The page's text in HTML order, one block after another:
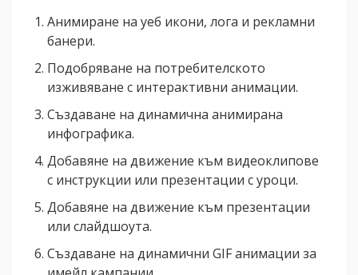
Анимиране на уеб икони, лога и рекламни
банери.
Подобряване на потребителското
изживяване с интерактивни анимации.
Създаване на динамична анимирана
инфографика.
Добавяне на движение към видеоклипове
с инструкции или презентации с уроци.
Добавяне на движение към презентации
или слайдшоута.
Създаване на динамични GIF анимации за